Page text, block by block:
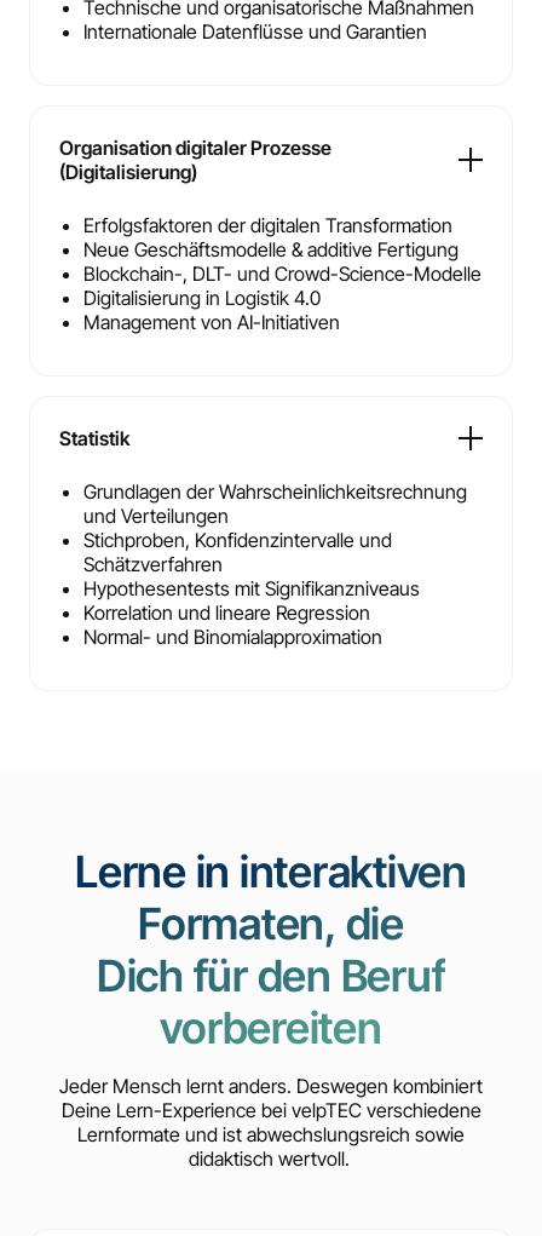
Technische und organisatorische Maßnahmen
Internationale Datenflüsse und Garantien
Organisation digitaler Prozesse
(Digitalisierung)
Erfolgsfaktoren der digitalen Transformation
Neue Geschäftsmodelle & additive Fertigung
Blockchain-, DLT- und Crowd-Science-Modelle
Digitalisierung in Logistik 4.0
Management von AI-Initiativen
Statistik
Grundlagen der Wahrscheinlichkeitsrechnung
und Verteilungen
Stichproben, Konfidenzintervalle und
Schätzverfahren
Hypothesentests mit Signifikanzniveaus
Korrelation und lineare Regression
Normal- und Binomialapproximation
Lerne in interaktiven
Formaten, die
Dich für den Beruf
vorbereiten
Jeder Mensch lernt anders. Deswegen kombiniert
Deine Lern-Experience bei velpTEC verschiedene
Lernformate und ist abwechslungsreich sowie
didaktisch wertvoll.